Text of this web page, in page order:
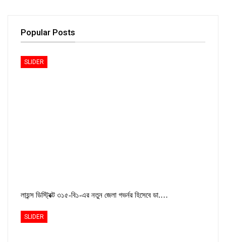
Popular Posts
SLIDER
লায়ন্স ডিস্ট্রিক্ট ৩১৫-বি১-এর নতুন জেলা গভর্নর হিসেবে ডা.…
SLIDER